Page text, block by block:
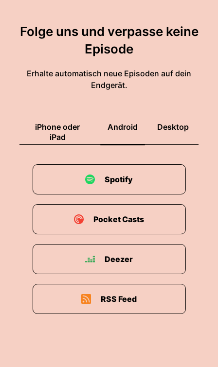
Folge uns und verpasse keine
Episode
Erhalte automatisch neue Episoden auf dein
Endgerät.
iPhone oder
iPad
Android Desktop
Spotify
Pocket Casts
Deezer
RSS Feed